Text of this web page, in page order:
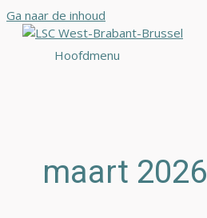
Ga naar de inhoud
Hoofdmenu
maart 2026